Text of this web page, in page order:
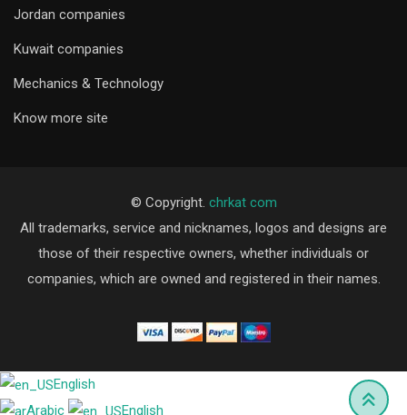
Jordan companies
Kuwait companies
Mechanics & Technology
Know more site
© Copyright. chrkat com
All trademarks, service and nicknames, logos and designs are
those of their respective owners, whether individuals or
companies, which are owned and registered in their names.
English
Arabic
English